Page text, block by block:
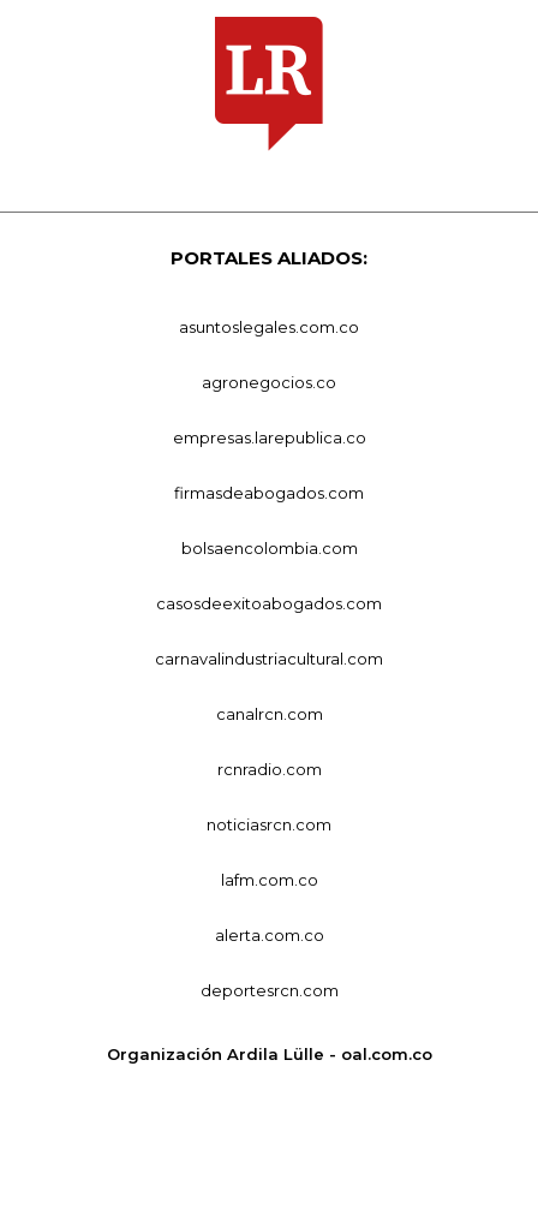
PORTALES ALIADOS:
asuntoslegales.com.co
agronegocios.co
empresas.larepublica.co
firmasdeabogados.com
bolsaencolombia.com
casosdeexitoabogados.com
carnavalindustriacultural.com
canalrcn.com
rcnradio.com
noticiasrcn.com
lafm.com.co
alerta.com.co
deportesrcn.com
Organización Ardila Lülle - oal.com.co